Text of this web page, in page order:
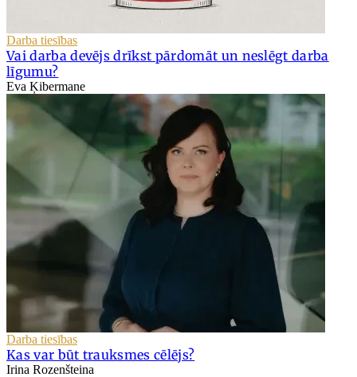
Darba tiesības
Vai darba devējs drīkst pārdomāt un neslēgt darba
līgumu?
Eva Ķibermane
Darba tiesības
Kas var būt trauksmes cēlējs?
Irina Rozenšteina